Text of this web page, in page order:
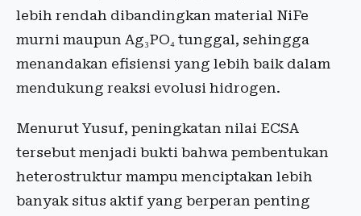
lebih rendah dibandingkan material NiFe
murni maupun Ag₃PO₄ tunggal, sehingga
menandakan efisiensi yang lebih baik dalam
mendukung reaksi evolusi hidrogen.
Menurut Yusuf, peningkatan nilai ECSA
tersebut menjadi bukti bahwa pembentukan
heterostruktur mampu menciptakan lebih
banyak situs aktif yang berperan penting